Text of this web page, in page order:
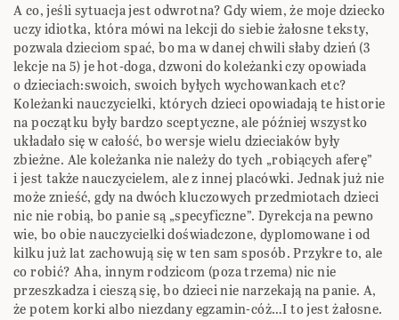
A co, jeśli sytuacja jest odwrotna? Gdy wiem, że moje dziecko
uczy idiotka, która mówi na lekcji do siebie żałosne teksty,
pozwala dzieciom spać, bo ma w danej chwili słaby dzień (3
lekcje na 5) je hot-doga, dzwoni do koleżanki czy opowiada
o dzieciach:swoich, swoich byłych wychowankach etc?
Koleżanki nauczycielki, których dzieci opowiadają te historie
na początku były bardzo sceptyczne, ale później wszystko
układało się w całość, bo wersje wielu dzieciaków były
zbieżne. Ale koleżanka nie należy do tych „robiących aferę”
i jest także nauczycielem, ale z innej placówki. Jednak już nie
może znieść, gdy na dwóch kluczowych przedmiotach dzieci
nic nie robią, bo panie są „specyficzne”. Dyrekcja na pewno
wie, bo obie nauczycielki doświadczone, dyplomowane i od
kilku już lat zachowują się w ten sam sposób. Przykre to, ale
co robić? Aha, innym rodzicom (poza trzema) nic nie
przeszkadza i cieszą się, bo dzieci nie narzekają na panie. A,
że potem korki albo niezdany egzamin-cóż…I to jest żałosne.